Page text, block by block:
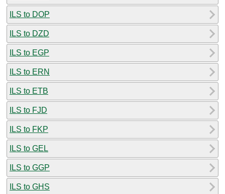
ILS to DOP
ILS to DZD
ILS to EGP
ILS to ERN
ILS to ETB
ILS to FJD
ILS to FKP
ILS to GEL
ILS to GGP
ILS to GHS